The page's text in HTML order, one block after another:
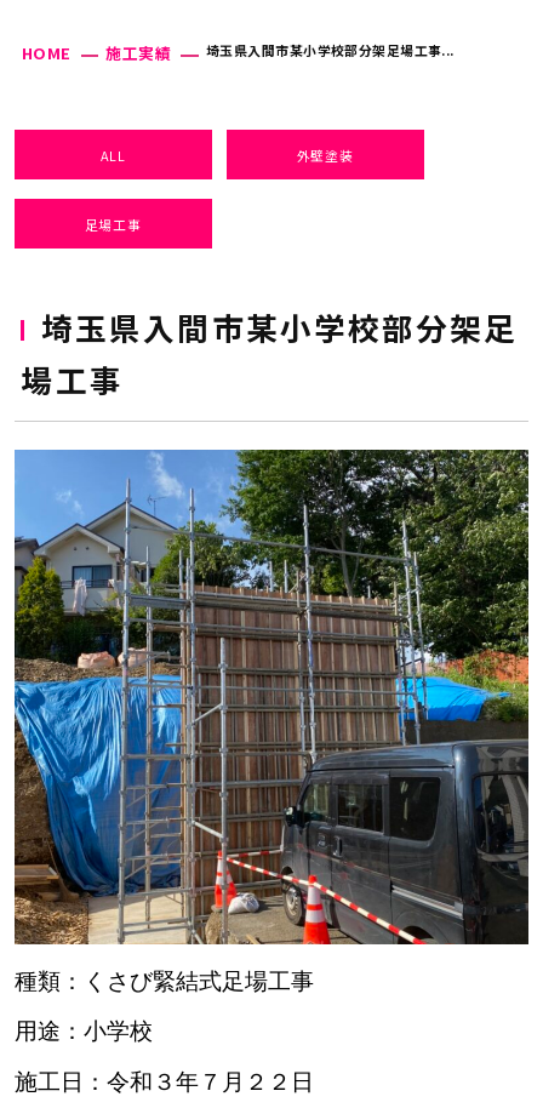
HOME 施工実績 埼玉県入間市某小学校部分架足場工事...
ALL 外壁塗装
足場工事
埼玉県入間市某小学校部分架足
場工事
種類：くさび緊結式足場工事
用途：小学校
施工日：令和３年７月２２日